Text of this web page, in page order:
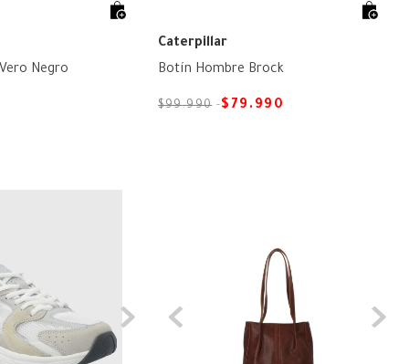
Zapatilla Mujer Vero Negro
Caterpillar
Botín Hombre Brock
$99.990 $ 79 . 990